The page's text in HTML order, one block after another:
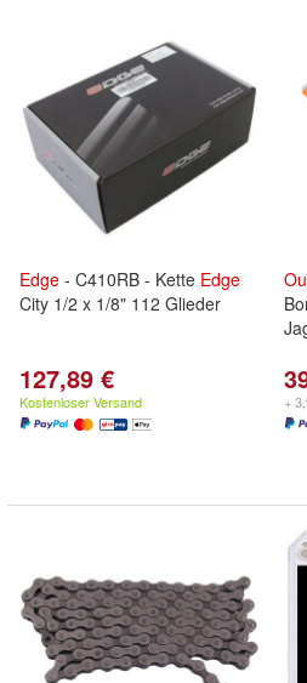
Edge - C410RB - Kette Edge
City 1/2 x 1/8" 112 Glieder
127,89 €
Kostenloser Versand +